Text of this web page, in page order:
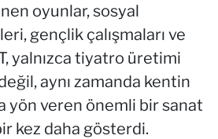
oyunlar, sosyal
gençlik çalışmaları ve
yalnızca tiyatro üretimi
aynı zamanda kentin
yön veren önemli bir sanat
kez daha gösterdi.